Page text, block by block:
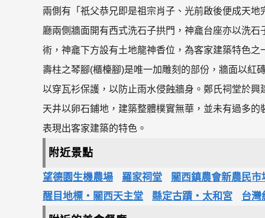
兩側有「祇父恭兄即是祖宗肖子、光前啟後便成天
廳兩側牆面開有西式洗石子拱門，神龕台座亦以洗
術，神龕下方設有土地龍神香位，為客家建築特色
壽柱之琴腳(櫃檯腳)是唯一加雕刻的部份，牆面以紅
以穿瓦衫保護，以防止雨水侵蝕牆身。鄭氏祠堂於
天井以卵石鋪地，建築整體樸實無華，並未有過多
表現出客家建築的特色。
附近景點
望德園生機農場 羅家祠堂
關西鎮農會新農民市
醒目地標‧關西天主堂
縣定古蹟‧太和宮 台灣